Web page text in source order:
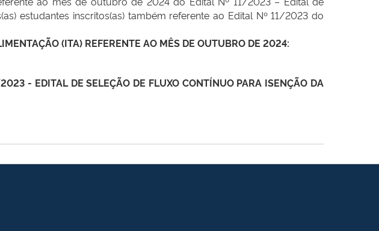
estudantes inscritos(as) também referente ao Edital Nº 11/2023 do
(ITA) REFERENTE AO MÊS DE OUTUBRO DE 2024:
- EDITAL DE SELEÇÃO DE FLUXO CONTÍNUO PARA ISENÇÃO DA